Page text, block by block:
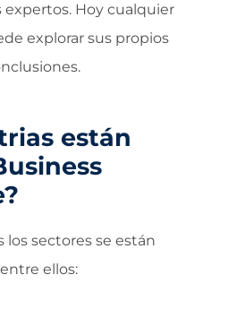
expertos. Hoy cualquier
explorar sus propios
están
sectores se están
ellos: